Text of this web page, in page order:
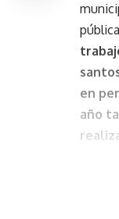
en
año
zona